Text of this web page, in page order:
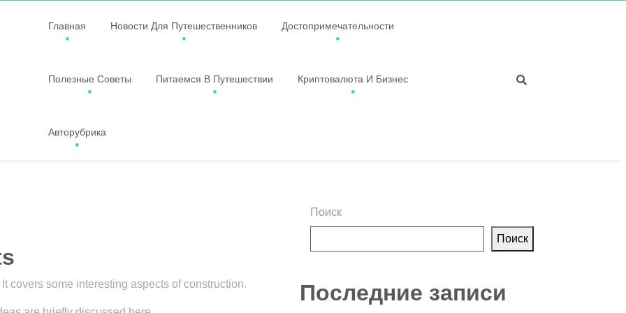
Главная Новости Для Путешественников Достопримечательности
Полезные Советы Питаемся В Путешествии Криптовалюта И Бизнес
Авторубрика
covers some interesting aspects of construction.
Поиск
Поиск
Последние записи